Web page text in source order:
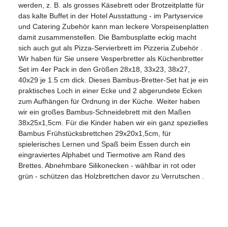
werden, z. B. als grosses Käsebrett oder Brotzeitplatte für
das kalte Buffet in der Hotel Ausstattung - im Partyservice
und Catering Zubehör kann man leckere Vorspeisenplatten
damit zusammenstellen. Die Bambusplatte eckig macht
sich auch gut als Pizza-Servierbrett im Pizzeria Zubehör .
Wir haben für Sie unsere Vesperbretter als Küchenbretter
Set im 4er Pack in den Größen 28x18, 33x23, 38x27,
40x29 je 1.5 cm dick. Dieses Bambus-Bretter-Set hat je ein
praktisches Loch in einer Ecke und 2 abgerundete Ecken
zum Aufhängen für Ordnung in der Küche. Weiter haben
wir ein großes Bambus-Schneidebrett mit den Maßen
38x25x1,5cm. Für die Kinder haben wir ein ganz spezielles
Bambus Frühstücksbrettchen 29x20x1,5cm, für
spielerisches Lernen und Spaß beim Essen durch ein
eingraviertes Alphabet und Tiermotive am Rand des
Brettes. Abnehmbare Silikonecken - wählbar in rot oder
grün - schützen das Holzbrettchen davor zu Verrutschen .